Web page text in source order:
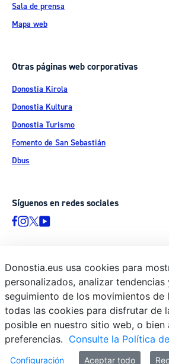
Sala de prensa
Mapa web
Otras páginas web corporativas
Donostia Kirola
Donostia Kultura
Donostia Turismo
Fomento de San Sebastián
Dbus
Síguenos en redes sociales
© Donostiako Udala - Ayuntamiento de
Ijentea 1, 20003 Donostia / San Sebastián
Aviso legal
Política de privacidad
Política de cookies
Declaración de accesibilidad
Donostia.eus usa cookies para
personalizados, analizar tendencias
seguimiento de los movimientos de
todas las cookies para disfrutar de
posible en nuestro sitio web, o bien
preferencias. Consulte la Política
Configuración Aceptar todo